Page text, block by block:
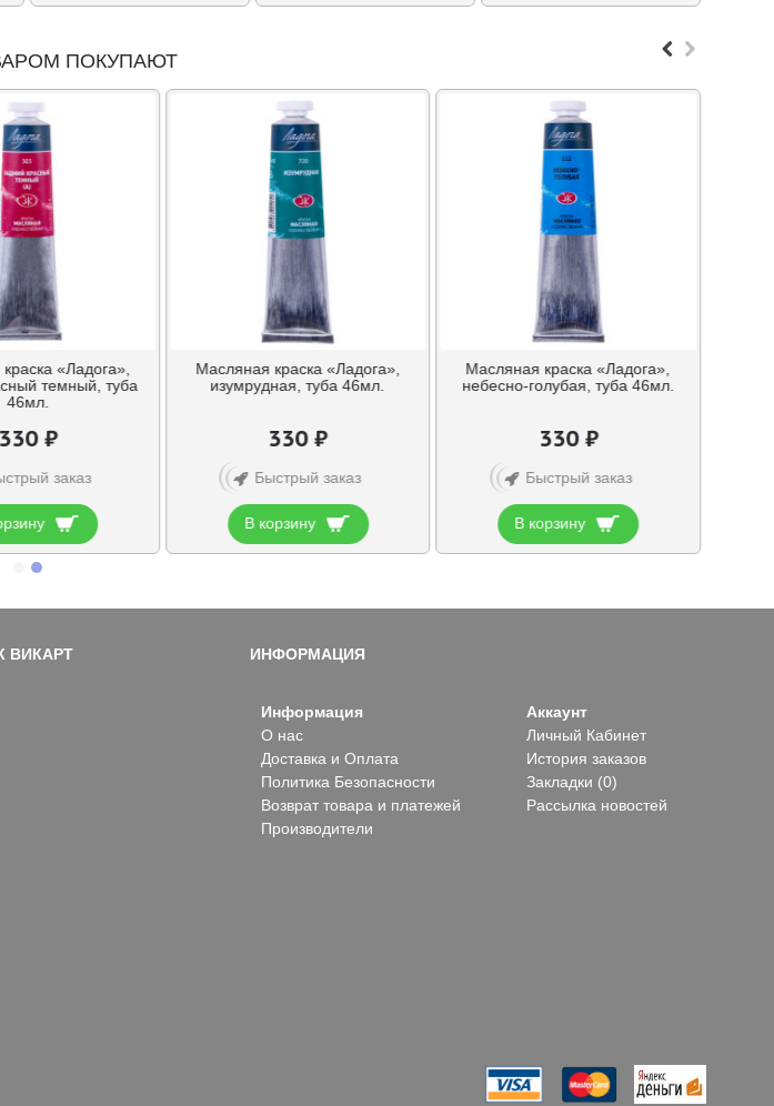
ПОКУПАЮТ
«Ладога»,
темный, туба
46мл.
330 ₽
заказ
Масляная краска «Ладога»,
изумрудная, туба 46мл.
330 ₽
Быстрый заказ
В корзину
Масляная краска «Ладога»,
небесно-голубая, туба 46мл.
330 ₽
Быстрый заказ
В корзину
ВИКАРТ ИНФОРМАЦИЯ
Информация
О нас
Доставка и Оплата
Политика Безопасности
Возврат товара и платежей
Производители
Аккаунт
Личный Кабинет
История заказов
Закладки (0)
Рассылка новостей